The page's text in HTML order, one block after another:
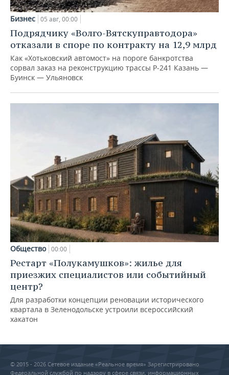
Бизнес 05 авг, 00:00
Подрядчику «Волго-Вятскуправтодора»
отказали в споре по контракту на 12,9 млрд
Как «Хотьковский автомост» на пороге банкротства
сорвал заказ на реконструкцию трассы Р‑241 Казань —
Буинск — Ульяновск
Общество 00:00
Рестарт «Полукамушков»: жилье для
приезжих специалистов или событийный
центр?
Для разработки концепции реновации исторического
квартала в Зеленодольске устроили всероссийский
хакатон
© 2015 - 2026 Сетевое издание «Реальное время» Зарегистрировано
Федеральной службой по надзору в сфере связи, информационных